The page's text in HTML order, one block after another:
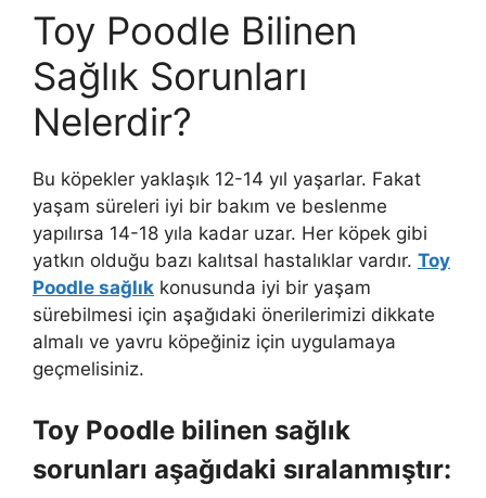
Toy Poodle Bilinen
Sağlık Sorunları
Nelerdir?
Bu köpekler yaklaşık 12-14 yıl yaşarlar. Fakat
yaşam süreleri iyi bir bakım ve beslenme
yapılırsa 14-18 yıla kadar uzar. Her köpek gibi
yatkın olduğu bazı kalıtsal hastalıklar vardır. Toy
Poodle sağlık konusunda iyi bir yaşam
sürebilmesi için aşağıdaki önerilerimizi dikkate
almalı ve yavru köpeğiniz için uygulamaya
geçmelisiniz.
Toy Poodle bilinen sağlık
sorunları aşağıdaki sıralanmıştır: